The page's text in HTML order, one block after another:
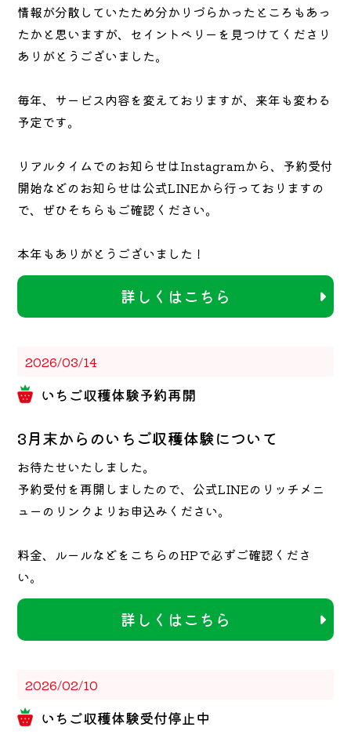
情報が分散していたため分かりづらかったところもあっ
たかと思いますが、セイントベリーを見つけてくださり
ありがとうございました。
毎年、サービス内容を変えておりますが、来年も変わる
予定です。
リアルタイムでのお知らせはInstagramから、予約受付
開始などのお知らせは公式LINEから行っておりますの
で、ぜひそちらもご確認ください。
本年もありがとうございました！
詳しくはこちら
2026/03/14
いちご収穫体験予約再開
3月末からのいちご収穫体験について
お待たせいたしました。
予約受付を再開しましたので、公式LINEのリッチメニ
ューのリンクよりお申込みください。
料金、ルールなどをこちらのHPで必ずご確認くださ
い。
詳しくはこちら
2026/02/10
いちご収穫体験受付停止中